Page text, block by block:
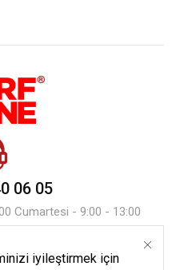
06 05
Cumartesi - 9:00 - 13:00
iyileştirmek için